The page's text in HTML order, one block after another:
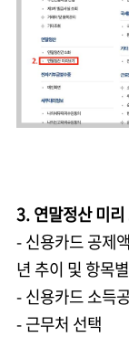
3. 연말정산 미리
- 신용카드 공제
년 추이 및 항목
- 신용카드 소득
- 근무처 선택